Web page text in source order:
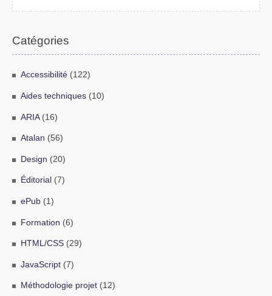
Catégories
Accessibilité(122)
Aides techniques(10)
ARIA(16)
Atalan (56)
Design (20)
Éditorial (7)
ePub(1)
Formation (6)
HTML/CSS(29)
JavaScript(7)
Méthodologie projet(12)